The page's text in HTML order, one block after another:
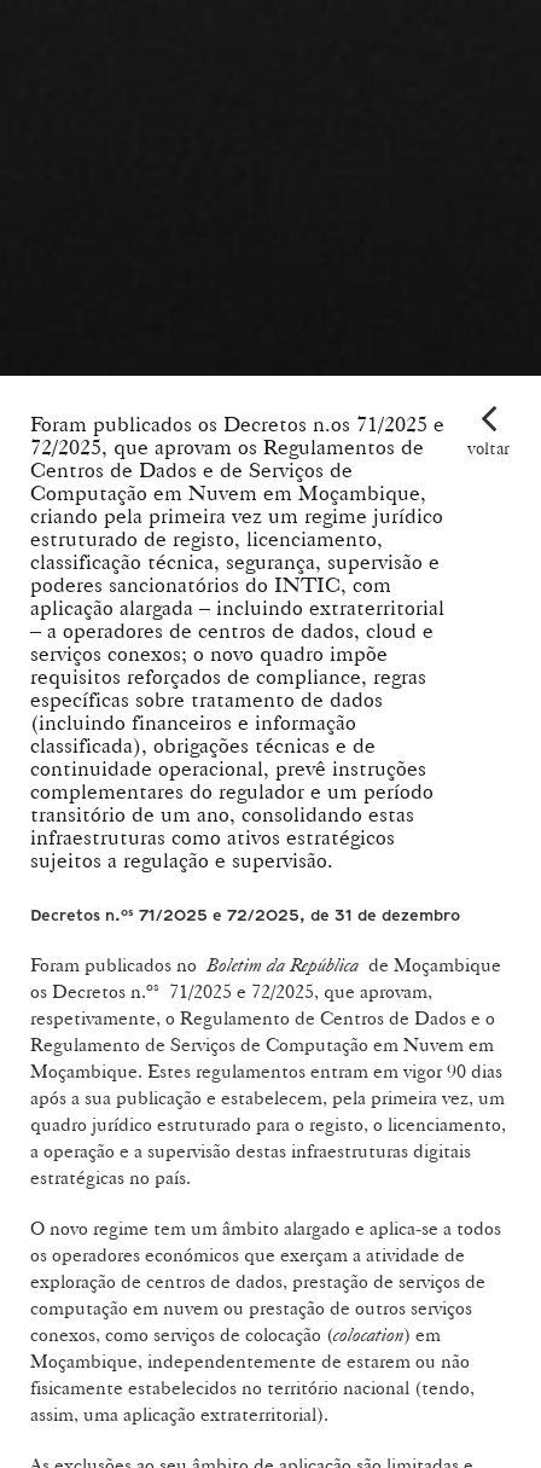
Foram publicados os Decretos n.os 71/2025 e
72/2025, que aprovam os Regulamentos de
Centros de Dados e de Serviços de
Computação em Nuvem em Moçambique,
criando pela primeira vez um regime jurídico
estruturado de registo, licenciamento,
classificação técnica, segurança, supervisão e
poderes sancionatórios do INTIC, com
aplicação alargada – incluindo extraterritorial
– a operadores de centros de dados, cloud e
serviços conexos; o novo quadro impõe
requisitos reforçados de compliance, regras
específicas sobre tratamento de dados
(incluindo financeiros e informação
classificada), obrigações técnicas e de
continuidade operacional, prevê instruções
complementares do regulador e um período
transitório de um ano, consolidando estas
infraestruturas como ativos estratégicos
sujeitos a regulação e supervisão.
voltar
Decretos n.os 71/2025 e 72/2025, de 31 de dezembro
Foram publicados no Boletim da Repúblicade Moçambique
os Decretos n.os
71/2025 e 72/2025, que aprovam,
respetivamente, o Regulamento de Centros de Dados e o
Regulamento de Serviços de Computação em Nuvem em
Moçambique. Estes regulamentos entram em vigor 90 dias
após a sua publicação e estabelecem, pela primeira vez, um
quadro jurídico estruturado para o registo, o licenciamento,
a operação e a supervisão destas infraestruturas digitais
estratégicas no país.
O novo regime tem um âmbito alargado e aplica-se a todos
os operadores económicos que exerçam a atividade de
exploração de centros de dados, prestação de serviços de
computação em nuvem ou prestação de outros serviços
conexos, como serviços de colocação (colocation) em
Moçambique, independentemente de estarem ou não
fisicamente estabelecidos no território nacional (tendo,
assim, uma aplicação extraterritorial).